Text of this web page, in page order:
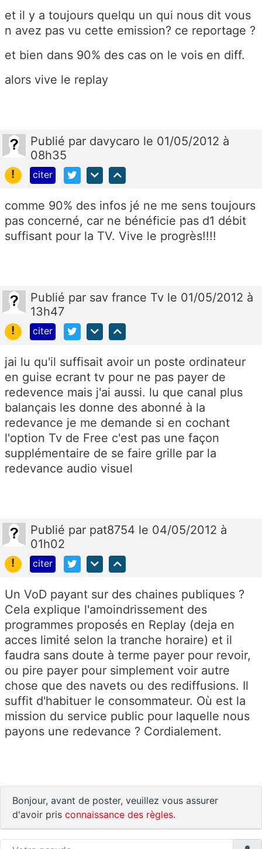
et il y a toujours quelqu un qui nous dit vous
n avez pas vu cette emission? ce reportage ?
et bien dans 90% des cas on le vois en diff.
alors vive le replay
Publié par davycaro le 01/05/2012 à
08h35
!
citer
comme 90% des infos jé ne me sens toujours
pas concerné, car ne bénéficie pas d1 débit
suffisant pour la TV. Vive le progrès!!!!
Publié par sav france Tv le 01/05/2012 à
13h47
!
citer
jai lu qu'il suffisait avoir un poste ordinateur
en guise ecrant tv pour ne pas payer de
redevence mais j'ai aussi. lu que canal plus
balançais les donne des abonné à la
redevance je me demande si en cochant
l'option Tv de Free c'est pas une façon
supplémentaire de se faire grille par la
redevance audio visuel
Publié par pat8754 le 04/05/2012 à
01h02
!
citer
Un VoD payant sur des chaines publiques ?
Cela explique l'amoindrissement des
programmes proposés en Replay (deja en
acces limité selon la tranche horaire) et il
faudra sans doute à terme payer pour revoir,
ou pire payer pour simplement voir autre
chose que des navets ou des rediffusions. Il
suffit d'habituer le consommateur. Où est la
mission du service public pour laquelle nous
payons une redevance ? Cordialement.
Bonjour, avant de poster, veuillez vous assurer
d'avoir pris connaissance des règles.